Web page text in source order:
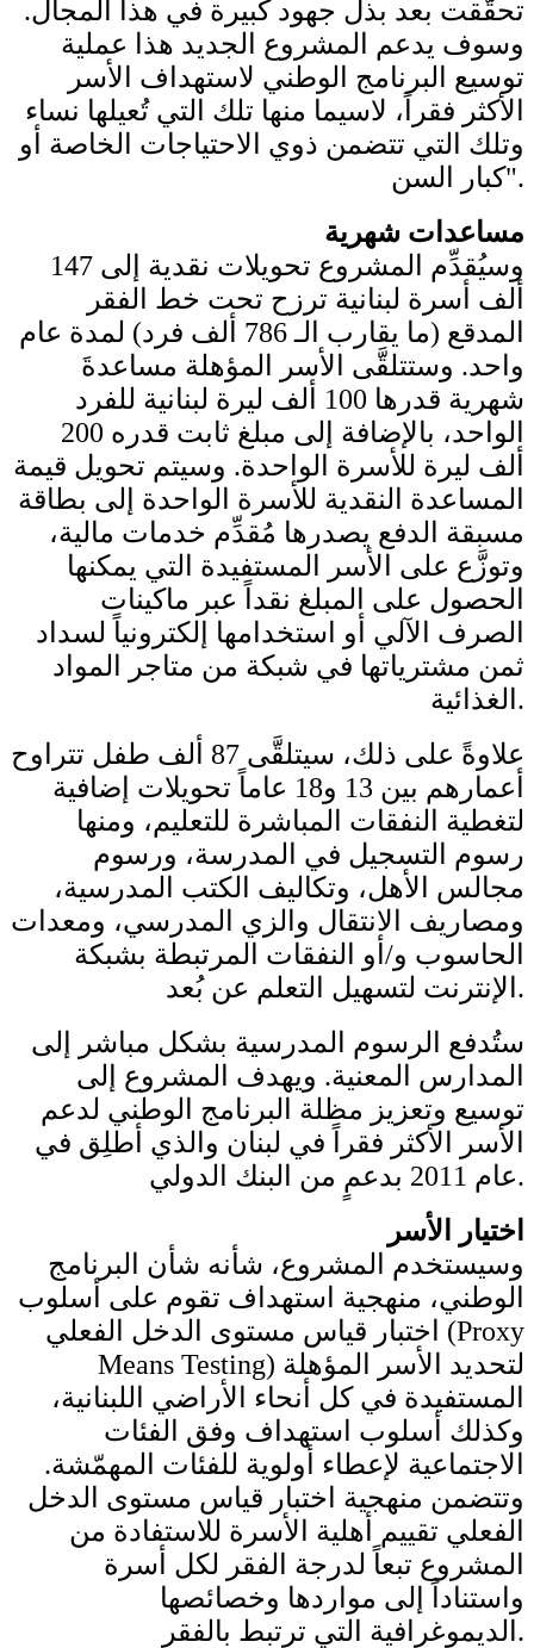
تحقَّقت بعد بذل جهود كبيرة في هذا المجال.
وسوف يدعم المشروع الجديد هذا عملية
توسيع البرنامج الوطني لاستهداف الأسر
الأكثر فقراً، لاسيما منها تلك التي تُعيلها نساء
وتلك التي تتضمن ذوي الاحتياجات الخاصة أو
كبار السن".
مساعدات شهرية
وسيُقدِّم المشروع تحويلات نقدية إلى 147
ألف أسرة لبنانية ترزح تحت خط الفقر
المدقع (ما يقارب الـ 786 ألف فرد) لمدة عام
واحد. وستتلقَّى الأسر المؤهلة مساعدةَ
شهرية قدرها 100 ألف ليرة لبنانية للفرد
الواحد، بالإضافة إلى مبلغ ثابت قدره 200
ألف ليرة للأسرة الواحدة. وسيتم تحويل قيمة
المساعدة النقدية للأسرة الواحدة إلى بطاقة
مسبقة الدفع يصدرها مُقدِّم خدمات مالية،
وتوزَّع على الأسر المستفيدة التي يمكنها
الحصول على المبلغ نقداً عبر ماكينات
الصرف الآلي أو استخدامها إلكترونياً لسداد
ثمن مشترياتها في شبكة من متاجر المواد
الغذائية.
علاوةً على ذلك، سيتلقَّى 87 ألف طفل تتراوح
أعمارهم بين 13 و18 عاماً تحويلات إضافية
لتغطية النفقات المباشرة للتعليم، ومنها
رسوم التسجيل في المدرسة، ورسوم
مجالس الأهل، وتكاليف الكتب المدرسية،
ومصاريف الانتقال والزي المدرسي، ومعدات
الحاسوب و/أو النفقات المرتبطة بشبكة
الإنترنت لتسهيل التعلم عن بُعد.
ستُدفع الرسوم المدرسية بشكل مباشر إلى
المدارس المعنية. ويهدف المشروع إلى
توسيع وتعزيز مظلة البرنامج الوطني لدعم
الأسر الأكثر فقراً في لبنان والذي أطلِق في
عام 2011 بدعمٍ من البنك الدولي.
اختيار الأسر
وسيستخدم المشروع، شأنه شأن البرنامج
الوطني، منهجية استهداف تقوم على أسلوب
اختبار قياس مستوى الدخل الفعلي (Proxy
Means Testing) لتحديد الأسر المؤهلة
المستفيدة في كل أنحاء الأراضي اللبنانية،
وكذلك أسلوب استهداف وفق الفئات
الاجتماعية لإعطاء أولوية للفئات المهمّشة.
وتتضمن منهجية اختبار قياس مستوى الدخل
الفعلي تقييم أهلية الأسرة للاستفادة من
المشروع تبعاً لدرجة الفقر لكل أسرة
واستناداً إلى مواردها وخصائصها
الديموغرافية التي ترتبط بالفقر.